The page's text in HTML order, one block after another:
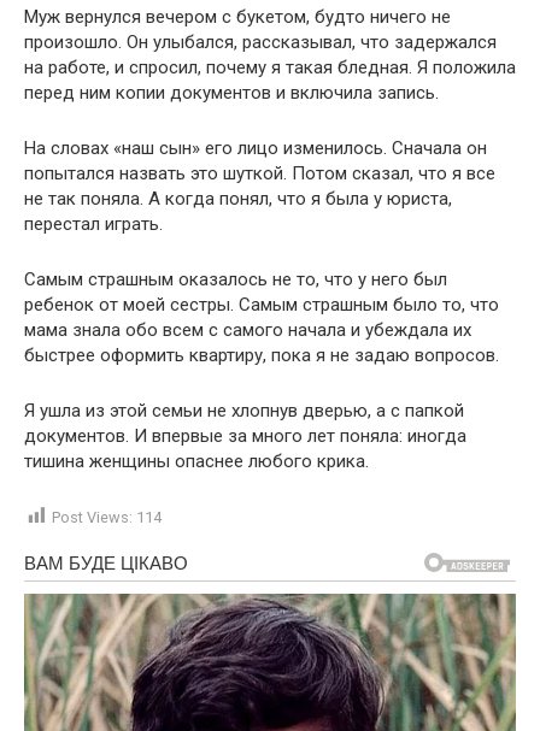
Муж вернулся вечером с букетом, будто ничего не
произошло. Он улыбался, рассказывал, что задержался
на работе, и спросил, почему я такая бледная. Я положила
перед ним копии документов и включила запись.
На словах «наш сын» его лицо изменилось. Сначала он
попытался назвать это шуткой. Потом сказал, что я все
не так поняла. А когда понял, что я была у юриста,
перестал играть.
Самым страшным оказалось не то, что у него был
ребенок от моей сестры. Самым страшным было то, что
мама знала обо всем с самого начала и убеждала их
быстрее оформить квартиру, пока я не задаю вопросов.
Я ушла из этой семьи не хлопнув дверью, а с папкой
документов. И впервые за много лет поняла: иногда
тишина женщины опаснее любого крика.
Post Views: 114